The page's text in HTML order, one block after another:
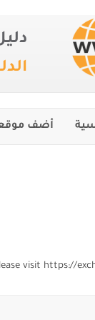
أضف
visit https://